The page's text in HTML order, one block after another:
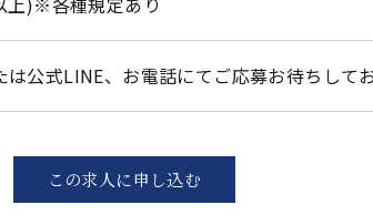
公式LINE、お電話にてご応募お待ちしてお
この求人に申し込む